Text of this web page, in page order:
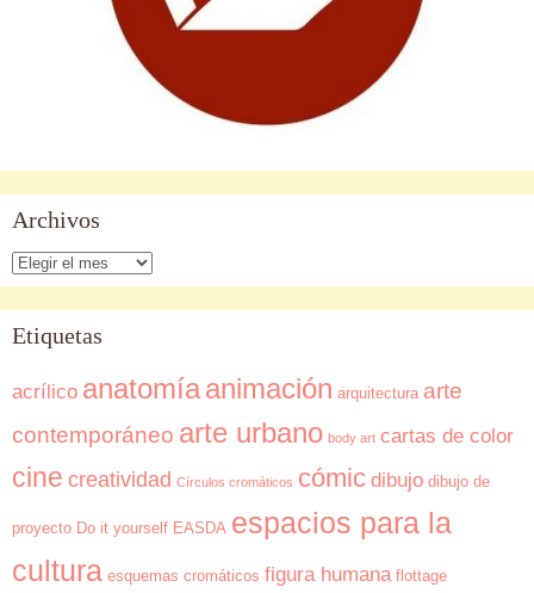
Archivos
Archivos
Etiquetas
acrílico anatomíaanimación arquitectura arte
contemporáneo arte urbano body art cartas de color
cine creatividad Círculos cromáticos cómic dibujo dibujo de
proyecto Do it yourself EASDA espacios para la
cultura esquemas cromáticos figura humana flottage